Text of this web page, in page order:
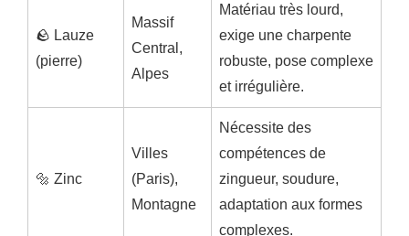
🪨 Lauze
(pierre)
Massif
Central,
Alpes
Matériau très lourd,
exige une charpente
robuste, pose complexe
et irrégulière.
🔩 Zinc
Villes
(Paris),
Montagne
Nécessite des
compétences de
zingueur, soudure,
adaptation aux formes
complexes.